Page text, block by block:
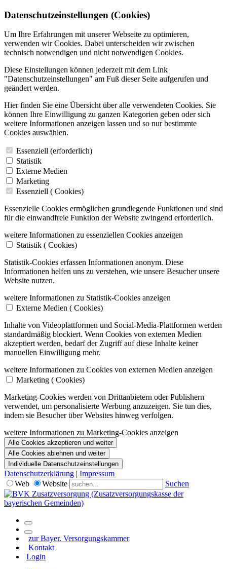
Datenschutzeinstellungen (Cookies)
Um Ihre Erfahrungen mit unserer Webseite zu optimieren,
verwenden wir Cookies. Dabei unterscheiden wir zwischen
technisch notwendigen und nicht notwendigen Cookies.
Diese Einstellungen können jederzeit mit dem Link
"Datenschutzeinstellungen" am Fuß dieser Seite aufgerufen und
geändert werden.
Hier finden Sie eine Übersicht über alle verwendeten Cookies. Sie
können Ihre Einwilligung zu ganzen Kategorien geben oder sich
weitere Informationen anzeigen lassen und so nur bestimmte
Cookies auswählen.
Essenziell (erforderlich)
Statistik
Externe Medien
Marketing
Essenziell ( Cookies)
Essenzielle Cookies ermöglichen grundlegende Funktionen und sind
für die einwandfreie Funktion der Website zwingend erforderlich.
weitere Informationen zu essenziellen Cookies anzeigen
Statistik ( Cookies)
Statistik-Cookies erfassen Informationen anonym. Diese
Informationen helfen uns zu verstehen, wie unsere Besucher unsere
Website nutzen.
weitere Informationen zu Statistik-Cookies anzeigen
Externe Medien ( Cookies)
Inhalte von Videoplattformen und Social-Media-Plattformen werden
standardmäßig blockiert. Wenn Cookies von externen Medien
akzeptiert werden, bedarf der Zugriff auf diese Inhalte keiner
manuellen Einwilligung mehr.
weitere Informationen zu Cookies von externen Medien anzeigen
Marketing ( Cookies)
Marketing-Cookies werden von Drittanbietern oder Publishern
verwendet, um personalisierte Werbung anzuzeigen. Sie tun dies,
indem sie Besucher über Websites hinweg verfolgen.
weitere Informationen zu Marketing-Cookies anzeigen
Alle Cookies akzeptieren und weiter
Alle Cookies ablehnen und weiter
Individuelle Datenschutzeinstellungen
Datenschutzerklärung | Impressum
Web
Website Suchen
zur Bayer. Versorgungskammer
Kontakt
Login